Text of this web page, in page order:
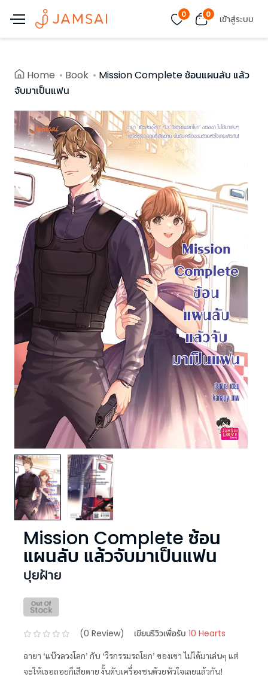
0 0 เข้าสู่ระบบ
Home Book
Mission Complete ซ้อนแผนลับ แล้ว
จับมาเป็นแฟน
Mission Complete ซ้อน
แผนลับ แล้วจับมาเป็นแฟน
ปุยฝ้าย
(0 Review) เขียนรีวิวเพื่อรับ 10 Hearts
ฉายา ‘แบ๊วลวงโลก’ กับ ‘วีรกรรมรถโยก’ ของเขา ไม่ได้มาเล่นๆ แต่
จะให้เธอถอยก็เสียดาย งั้นดับเครื่องชนด้วยหัวใจเลยแล้วกัน!